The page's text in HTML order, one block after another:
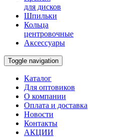
для дисков
Шпильки
Кольца
центровочные
Аксессуары
Toggle navigation
Каталог
Для оптовиков
О компании
Оплата и доставка
Новости
Контакты
АКЦИИ